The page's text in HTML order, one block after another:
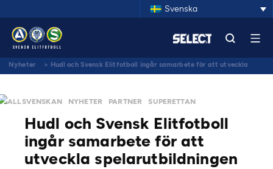
Svenska
Nyheter > Hudl och Svensk Elitfotboll ingår samarbete för att utveckla
ALLSVENSKAN NYHETER PARTNER SUPERETTAN
Hudl och Svensk Elitfotboll
ingår samarbete för att
utveckla spelarutbildningen